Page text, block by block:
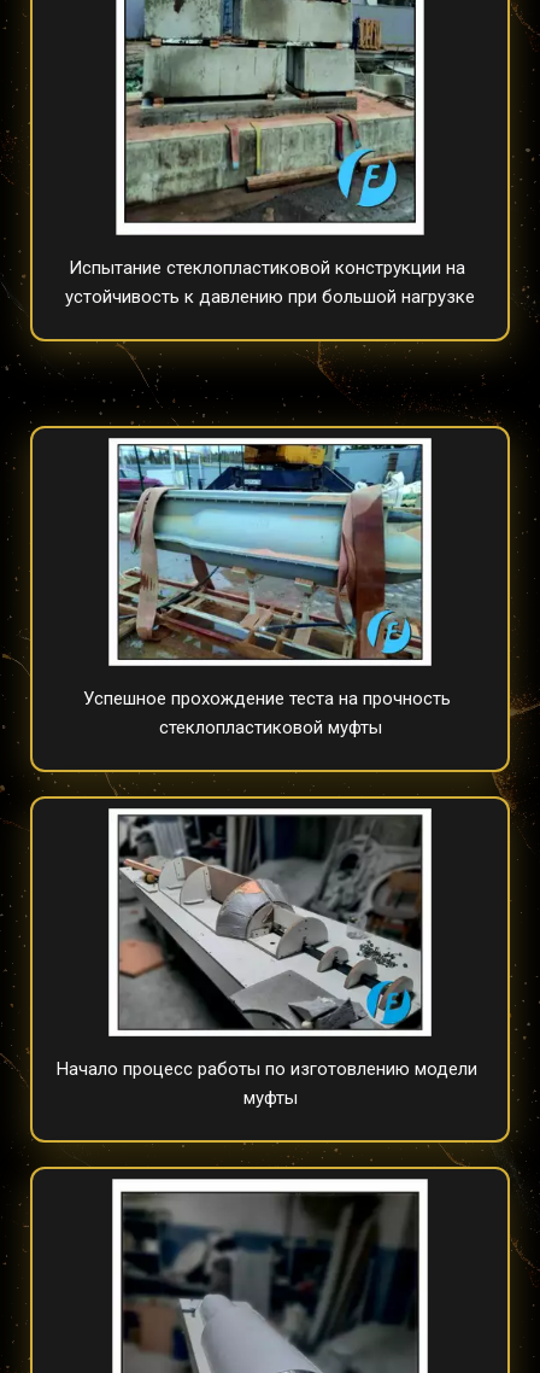
Испытание стеклопластиковой конструкции на
устойчивость к давлению при большой нагрузке
Успешное прохождение теста на прочность
стеклопластиковой муфты
Начало процесс работы по изготовлению модели
муфты